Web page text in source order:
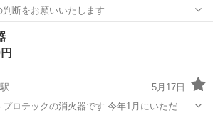
断をお願いいたします
駅
5月17日
ロテックの消火器です 今年1月にいただき